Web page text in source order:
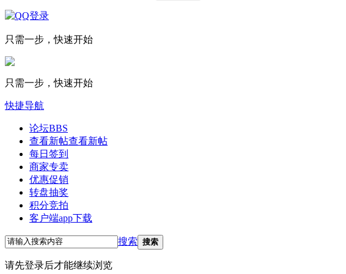
只需一步，快速开始
只需一步，快速开始
快捷导航
论坛BBS
查看新帖查看新帖
每日签到
商家专卖
优惠促销
转盘抽奖
积分竞拍
客户端app下载
搜索 搜索
请先登录后才能继续浏览